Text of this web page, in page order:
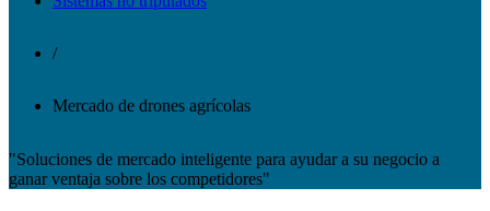
/
Mercado de drones agrícolas
"Soluciones de mercado inteligente para ayudar a su negocio a
ganar ventaja sobre los competidores"